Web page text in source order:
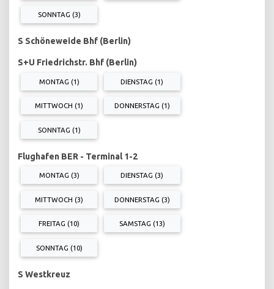
SONNTAG (3)
S Schöneweide Bhf (Berlin)
S+U Friedrichstr. Bhf (Berlin)
MONTAG (1) DIENSTAG (1)
MITTWOCH (1) DONNERSTAG (1)
SONNTAG (1)
Flughafen BER - Terminal 1-2
MONTAG (3) DIENSTAG (3)
MITTWOCH (3) DONNERSTAG (3)
FREITAG (10) SAMSTAG (13)
SONNTAG (10)
S Westkreuz